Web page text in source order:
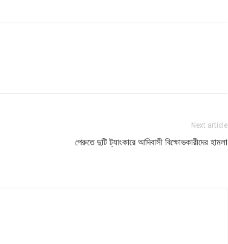
Next article
পেরুতে দুটি ট্যাংকারে আদিবাসী বিক্ষোভকারীদের হামলা